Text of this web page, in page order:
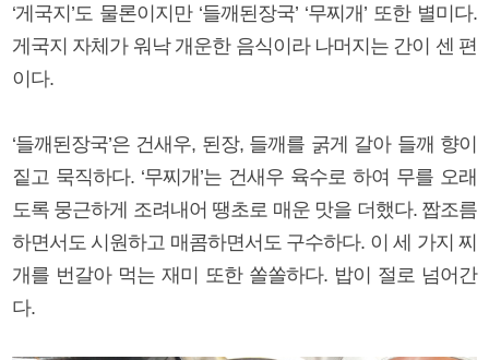
‘게국지’도 물론이지만 ‘들깨된장국’ ‘무찌개’ 또한 별미다.
게국지 자체가 워낙 개운한 음식이라 나머지는 간이 센 편
이다.
‘들깨된장국’은 건새우, 된장, 들깨를 굵게 갈아 들깨 향이
짙고 묵직하다. ‘무찌개’는 건새우 육수로 하여 무를 오래
도록 뭉근하게 조려내어 땡초로 매운 맛을 더했다. 짭조름
하면서도 시원하고 매콤하면서도 구수하다. 이 세 가지 찌
개를 번갈아 먹는 재미 또한 쏠쏠하다. 밥이 절로 넘어간
다.